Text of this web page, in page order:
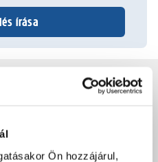
Ön hozzájárul,
írása